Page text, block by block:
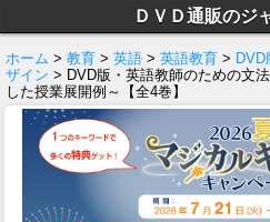
ＤＶＤ通販のジ
ホーム > 教育 > 英語 > 英語教育 >
ザイン > DVD版・英語教師のための文
した授業展開例～【全4巻】